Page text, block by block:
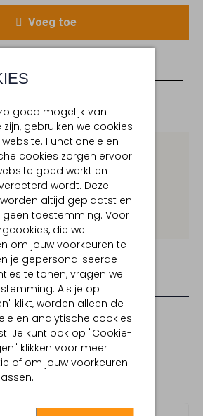
goed mogelijk van
zijn, gebruiken we cookies
Functionele en
cookies zorgen ervoor
goed werkt en
wordt. Deze
altijd geplaatst en
geen toestemming. Voor
die we
om jouw voorkeuren te
je gepersonaliseerde
te tonen, vragen we
Als je op
klikt, worden alleen de
en analytische cookies
Je kunt ook op "Cookie-
klikken voor meer
of om jouw voorkeuren
Voeg toe
van onze 19 boutiques
vanaf € 100,-
30 dagen
1
5
STERREN